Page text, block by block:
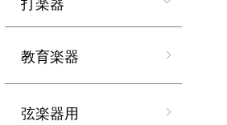
教育楽器
弦楽器用